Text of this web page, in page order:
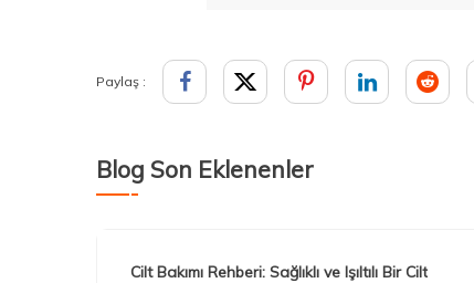
Paylaş :
Blog Son Eklenenler
Cilt Bakımı Rehberi: Sağlıklı ve Işıltılı Bir Cilt